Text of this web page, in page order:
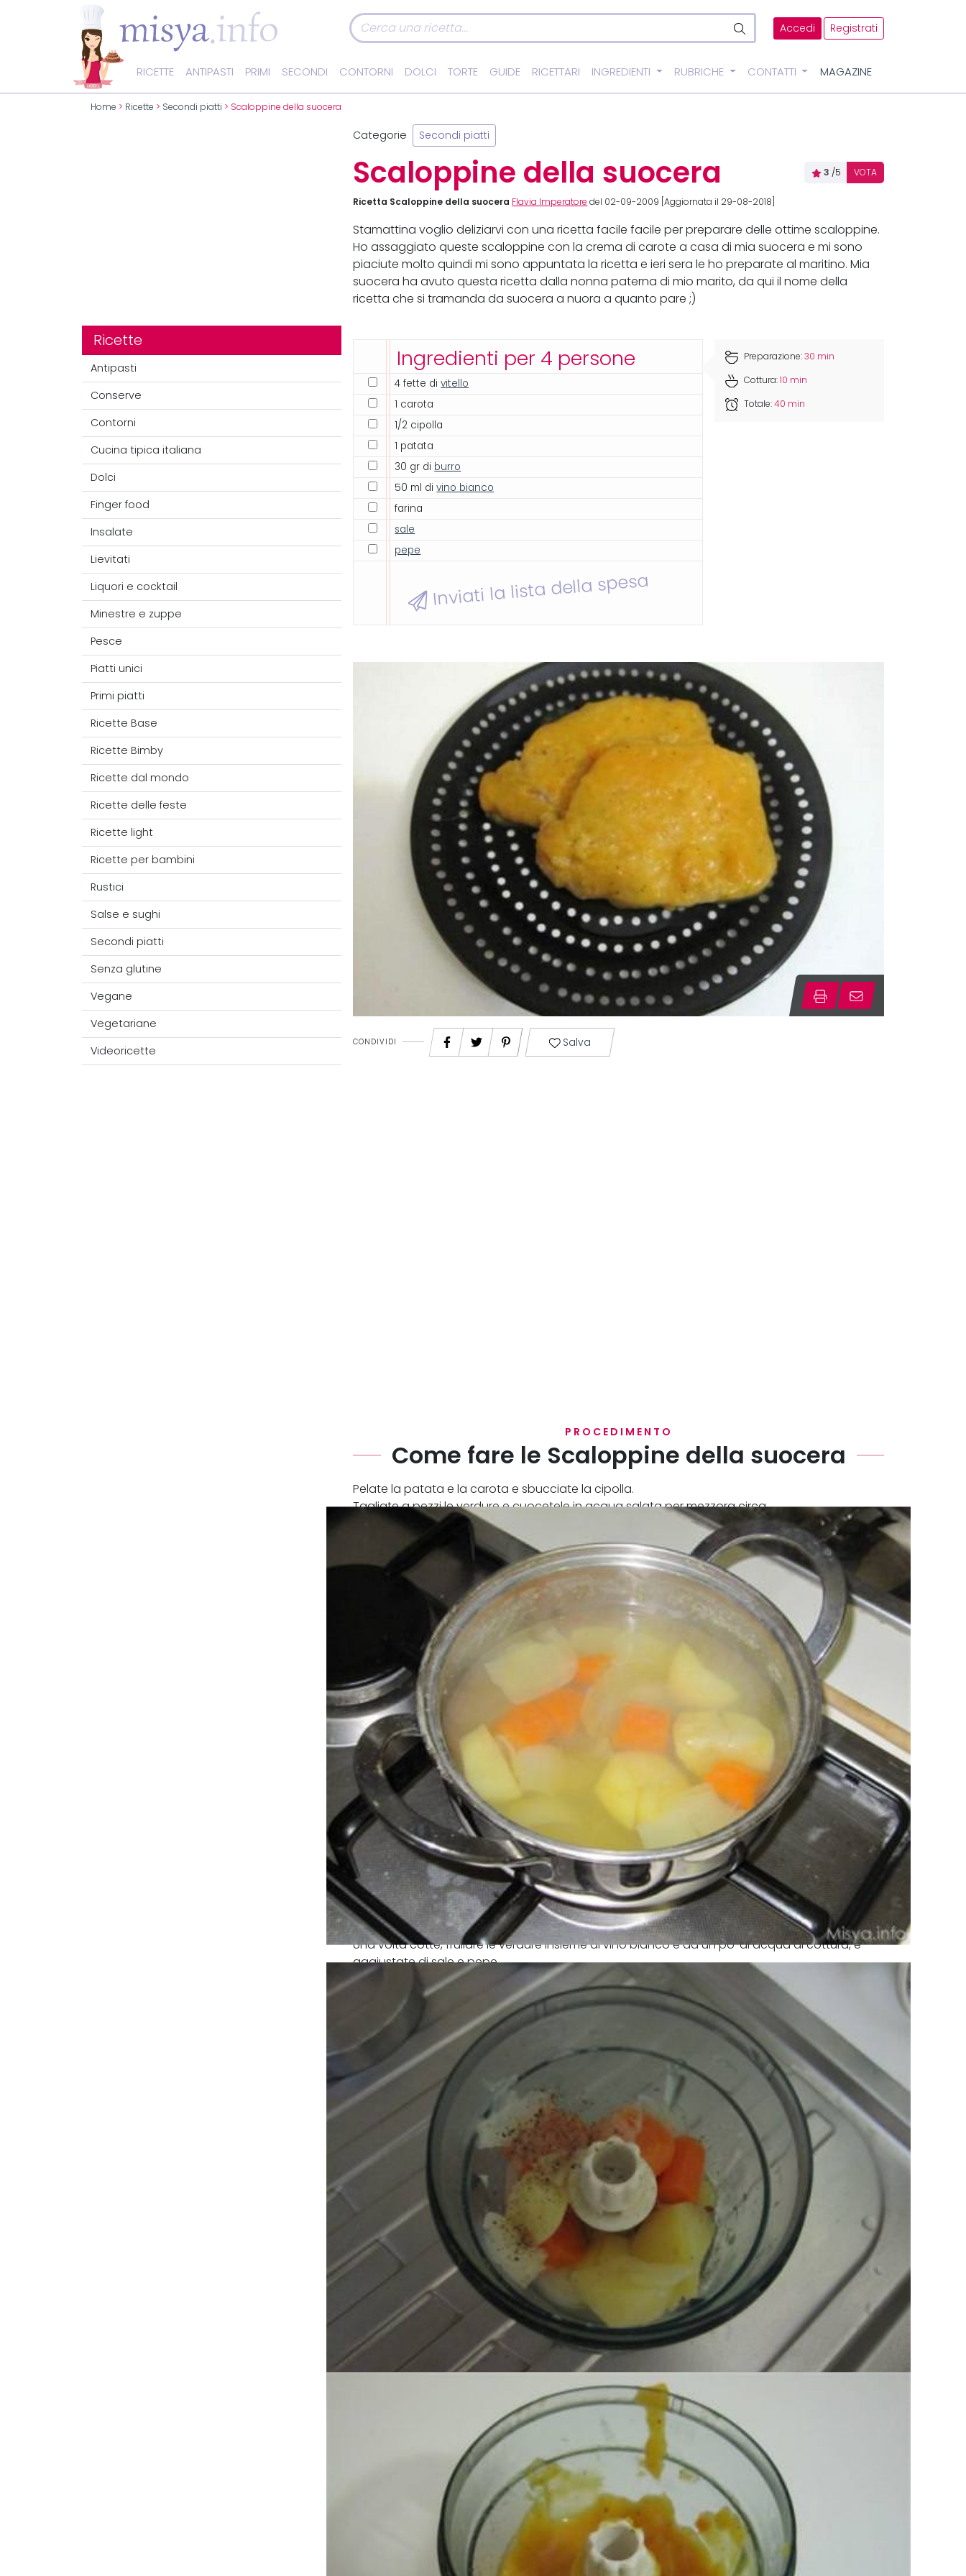
Accedi Registrati
RICETTE ANTIPASTI PRIMI SECONDI CONTORNI DOLCI TORTE GUIDE RICETTARI INGREDIENTI RUBRICHE CONTATTI MAGAZINE
Home > Ricette > Secondi piatti > Scaloppine della suocera
Ricette
Antipasti
Conserve
Contorni
Cucina tipica italiana
Dolci
Finger food
Insalate
Lievitati
Liquori e cocktail
Minestre e zuppe
Pesce
Piatti unici
Primi piatti
Ricette Base
Ricette Bimby
Ricette dal mondo
Ricette delle feste
Ricette light
Ricette per bambini
Rustici
Salse e sughi
Secondi piatti
Senza glutine
Vegane
Vegetariane
Videoricette
Categorie Secondi piatti
Scaloppine della suocera 3 /5 VOTA
Ricetta Scaloppine della suocera Flavia Imperatore del 02-09-2009 [Aggiornata il 29-08-2018]
Stamattina voglio deliziarvi con una ricetta facile facile per preparare delle ottime scaloppine.
Ho assaggiato queste scaloppine con la crema di carote a casa di mia suocera e mi sono
piaciute molto quindi mi sono appuntata la ricetta e ieri sera le ho preparate al maritino. Mia
suocera ha avuto questa ricetta dalla nonna paterna di mio marito, da qui il nome della
ricetta che si tramanda da suocera a nuora a quanto pare ;)
Ingredienti per 4 persone
4 fette divitello
1 carota
1/2 cipolla
1 patata
30 gr di burro
50 ml divino bianco
farina
sale
pepe
Inviati la lista della spesa
Preparazione:30 min
Cottura:10 min
Totale:40 min
CONDIVIDI Salva
PROCEDIMENTO
Come fare le Scaloppine della suocera
Pelate la patata e la carota e sbucciate la cipolla.
Tagliate a pezzi le verdure e cuocetele in acqua salata per mezzora circa.
Una volta cotte, frullare le verdure insieme al vino bianco e ad un po' di acqua di cottura, e
aggiustate di sale e pepe.